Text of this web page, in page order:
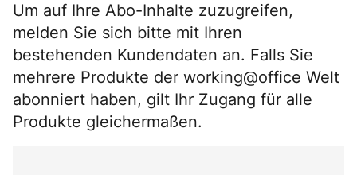
Um auf Ihre Abo-Inhalte zuzugreifen,
melden Sie sich bitte mit Ihren
bestehenden Kundendaten an. Falls Sie
mehrere Produkte der working@office Welt
abonniert haben, gilt Ihr Zugang für alle
Produkte gleichermaßen.